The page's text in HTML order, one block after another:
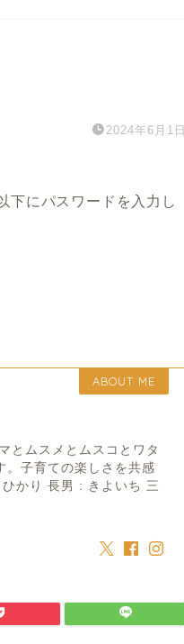
2024年6月1日
下にパスワードを入力し
ABOUT ME
とムスメとムスコとワタ
。子育ての楽しさを共感
かり 長男 : きよいち 三